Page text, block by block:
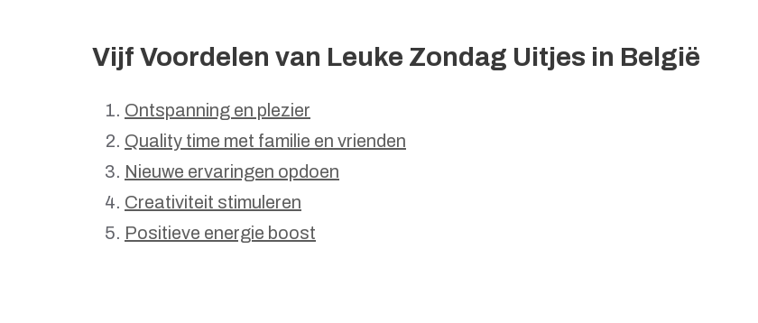
Vijf Voordelen van Leuke Zondag Uitjes in België
Ontspanning en plezier
Quality time met familie en vrienden
Nieuwe ervaringen opdoen
Creativiteit stimuleren
Positieve energie boost